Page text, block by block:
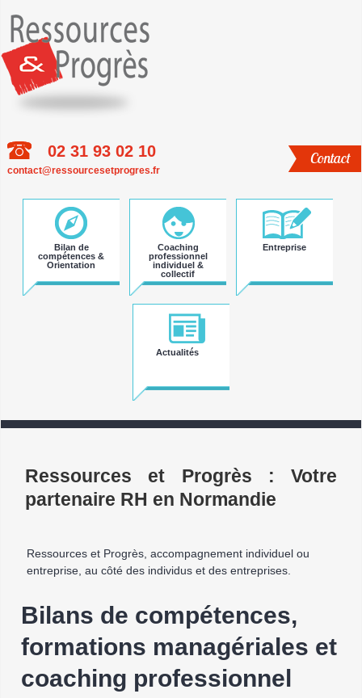
02 31 93 02 10
contact@ressourcesetprogres.fr
Contact
Aller
au
contenu
Bilan de
compétences &
Orientation
Coaching
professionnel
individuel &
collectif
Entreprise
Actualités
Ressources et Progrès : Votre
partenaire RH en Normandie
Ressources et Progrès, accompagnement individuel ou
entreprise, au côté des individus et des entreprises.
Bilans de compétences,
formations managériales et
coaching professionnel